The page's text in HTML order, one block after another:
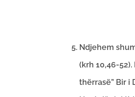
Ndjehem
(krh 10,46-
thërrasë” Bir i